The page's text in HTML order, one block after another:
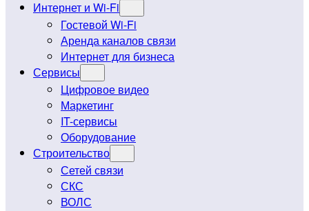
Интернет и Wi-Fi
Гостевой Wi-Fi
Аренда каналов связи
Интернет для бизнеса
Сервисы
Цифровое видео
Маркетинг
IT-сервисы
Оборудование
Строительство
Сетей связи
СКС
ВОЛС